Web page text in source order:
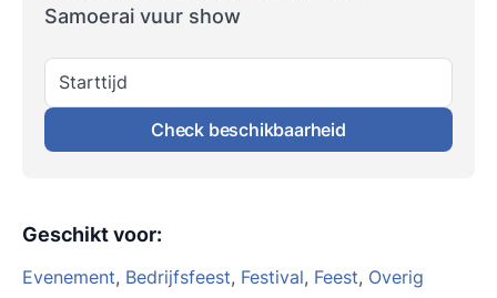
Samoerai vuur show
Starttijd
Check beschikbaarheid
Geschikt voor:
Evenement, Bedrijfsfeest, Festival, Feest, Overig